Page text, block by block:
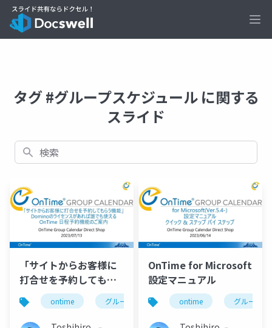
タグ #グループスケジュール に関する
スライド
検索
「サイトからお客様に
打合せを予約してもら
う機能」Dominoのラ
イセンスがあれば誰で
も使えるOnTime 日程
ontime グループカレンダー 組織カレンダー
OnTime for Microsoft
設定マニュアル
ontime グループ